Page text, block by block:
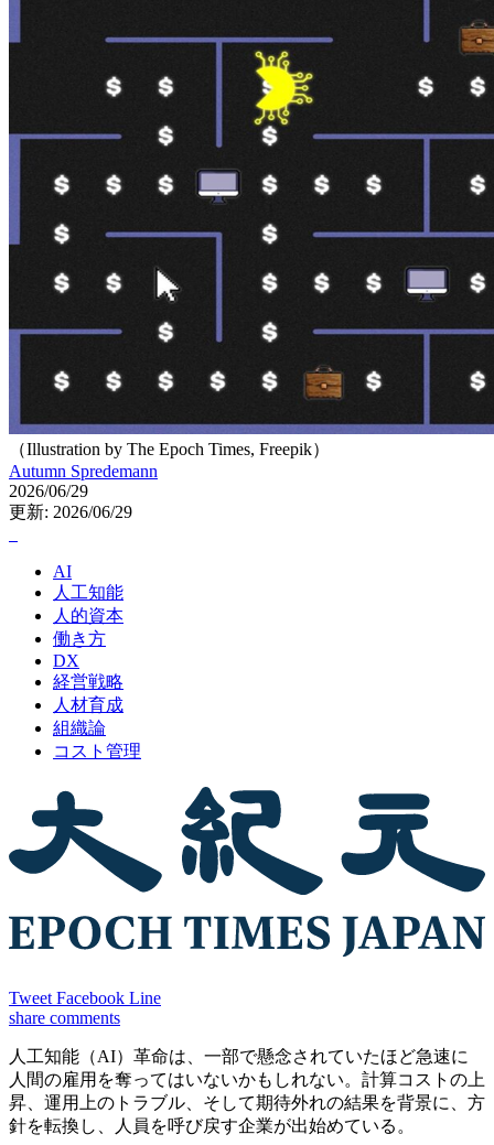
（Illustration by The Epoch Times, Freepik）
Autumn Spredemann
2026/06/29
更新: 2026/06/29
AI
人工知能
人的資本
働き方
DX
経営戦略
人材育成
組織論
コスト管理
Tweet Facebook Line
share comments
人工知能（AI）革命は、一部で懸念されていたほど急速に
人間の雇用を奪ってはいないかもしれない。計算コストの上
昇、運用上のトラブル、そして期待外れの結果を背景に、方
針を転換し、人員を呼び戻す企業が出始めている。